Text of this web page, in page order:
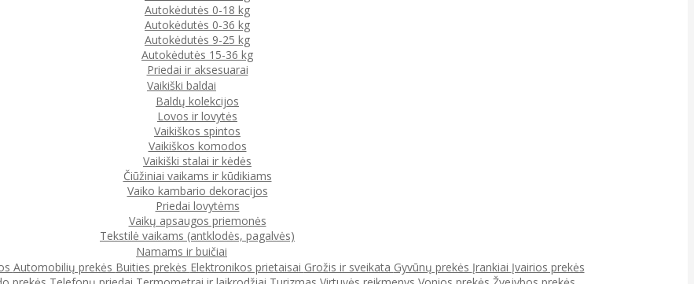
Autokėdutės 0-18 kg
Autokėdutės 0-36 kg
Autokėdutės 9-25 kg
Autokėdutės 15-36 kg
Priedai ir aksesuarai
Vaikiški baldai
Baldų kolekcijos
Lovos ir lovytės
Vaikiškos spintos
Vaikiškos komodos
Vaikiški stalai ir kėdės
Čiūžiniai vaikams ir kūdikiams
Vaiko kambario dekoracijos
Priedai lovytėms
Vaikų apsaugos priemonės
Tekstilė vaikams (antklodės, pagalvės)
Namams ir buičiai
Automobilių prekės Buities prekės Elektronikos prietaisai Grožis ir sveikata Gyvūnų prekės Įrankiai Įvairios prekės